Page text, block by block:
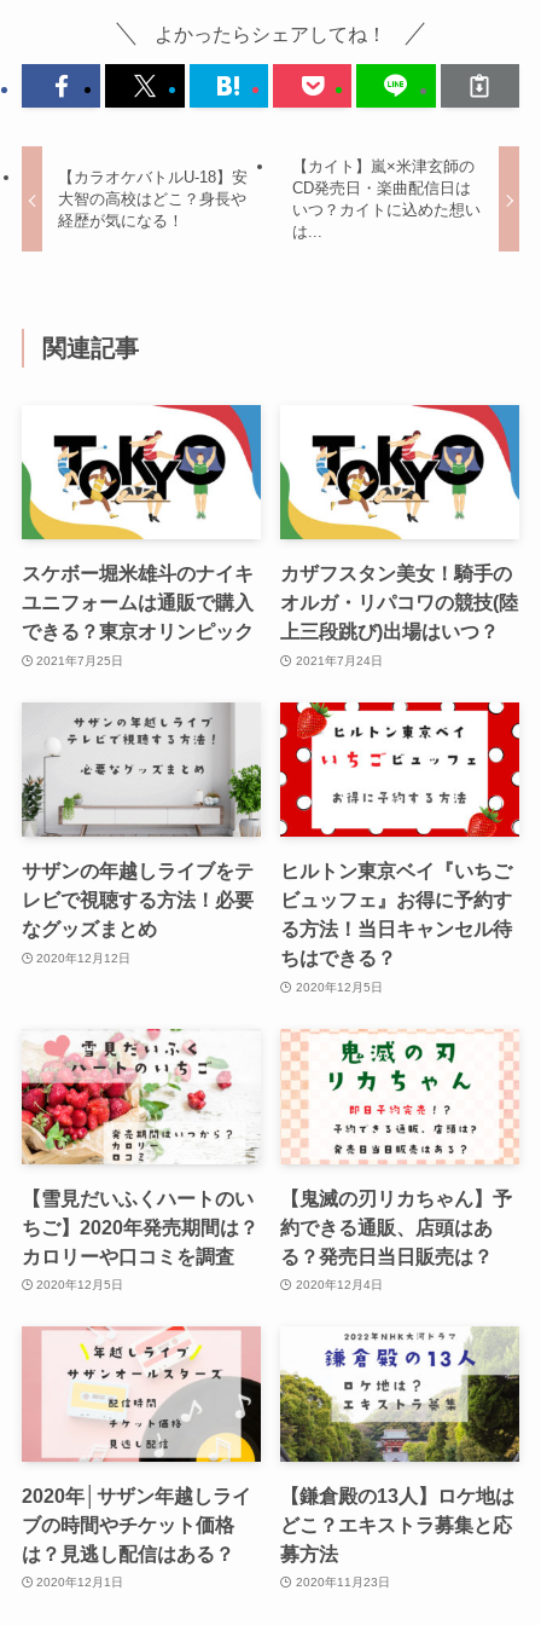
よかったらシェアしてね！
【カラオケバトルU-18】安
大智の高校はどこ？身長や
経歴が気になる！
【カイト】嵐×米津玄師の
CD発売日・楽曲配信日は
いつ？カイトに込めた想い
は...
関連記事
スケボー堀米雄斗のナイキ
ユニフォームは通販で購入
できる？東京オリンピック
2021年7月25日
カザフスタン美女！騎手の
オルガ・リパコワの競技(陸
上三段跳び)出場はいつ？
2021年7月24日
サザンの年越しライブをテ
レビで視聴する方法！必要
なグッズまとめ
2020年12月12日
ヒルトン東京ベイ『いちご
ビュッフェ』お得に予約す
る方法！当日キャンセル待
ちはできる？
2020年12月5日
【雪見だいふくハートのい
ちご】2020年発売期間は？
カロリーや口コミを調査
2020年12月5日
【鬼滅の刃リカちゃん】予
約できる通販、店頭はあ
る？発売日当日販売は？
2020年12月4日
2020年│サザン年越しライ
ブの時間やチケット価格
は？見逃し配信はある？
2020年12月1日
【鎌倉殿の13人】ロケ地は
どこ？エキストラ募集と応
募方法
2020年11月23日